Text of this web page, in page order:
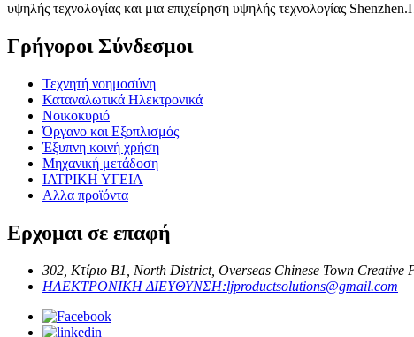
υψηλής τεχνολογίας και μια επιχείρηση υψηλής τεχνολογίας
Γρήγοροι Σύνδεσμοι
Τεχνητή νοημοσύνη
Καταναλωτικά Ηλεκτρονικά
Νοικοκυριό
Όργανο και Εξοπλισμός
Έξυπνη κοινή χρήση
Μηχανική μετάδοση
ΙΑΤΡΙΚΗ ΥΓΕΙΑ
Αλλα προϊόντα
Ερχομαι σε επαφή
302, Κτίριο B1, North District, Overseas Chinese Town Creative
ΗΛΕΚΤΡΟΝΙΚΗ ΔΙΕΥΘΥΝΣΗ:ljproductsolutions@gmail.com